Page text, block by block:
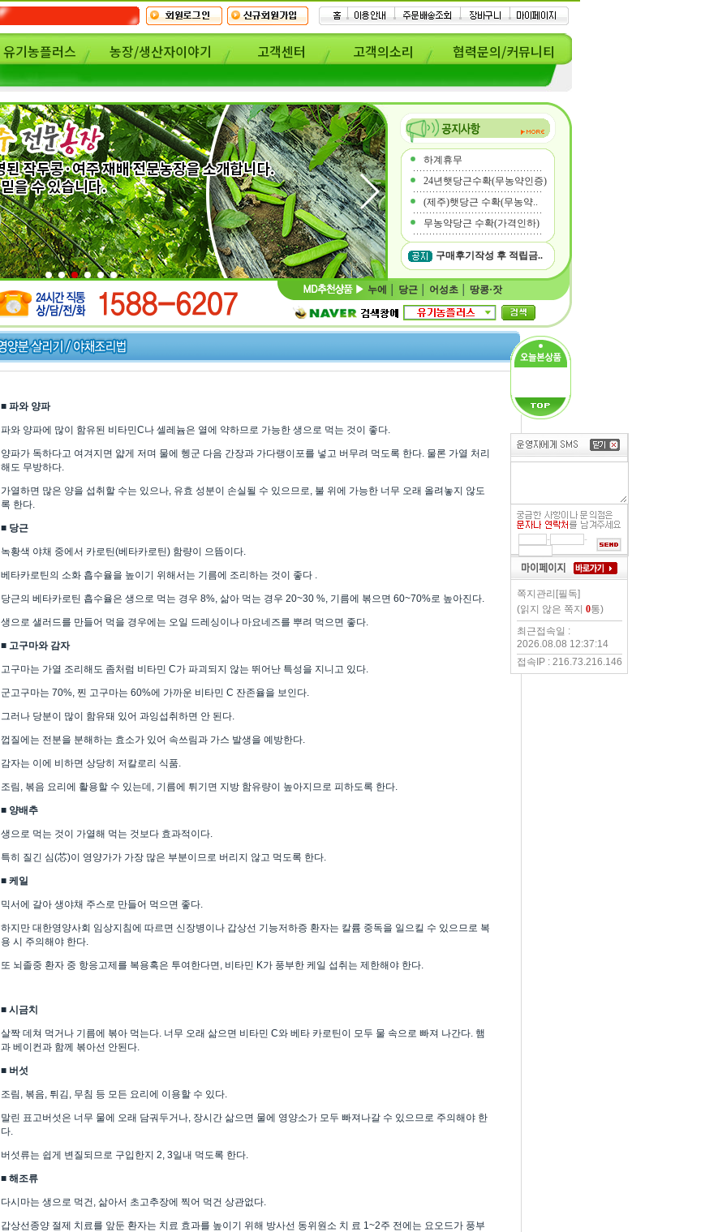
유기농플러스 농장/생산자이야기 고객센터 고객의소리 협력문의/커뮤니티
하계휴무
24년햇당근수확(무농약인증)
(제주)햇당근 수확(무농약..
무농약당근 수확(가격인하)
구매후기작성 후 적립금..
누에 당근 어성초 땅콩·잣
■ 파와 양파
파와 양파에 많이 함유된 비타민C나 셀레늄은 열에 약하므로 가능한 생으로 먹는 것이 좋다.
양파가 독하다고 여겨지면 얇게 저며 물에 헹군 다음 간장과 가다랭이포를 넣고 버무려 먹도록 한다. 물론 가열 처리
해도 무방하다.
가열하면 많은 양을 섭취할 수는 있으나, 유효 성분이 손실될 수 있으므로, 불 위에 가능한 너무 오래 올려놓지 않도
록 한다.
■ 당근
녹황색 야채 중에서 카로틴(베타카로틴) 함량이 으뜸이다.
베타카로틴의 소화 흡수율을 높이기 위해서는 기름에 조리하는 것이 좋다 .
당근의 베타카로틴 흡수율은 생으로 먹는 경우 8%, 삶아 먹는 경우 20~30 %, 기름에 볶으면 60~70%로 높아진다.
생으로 샐러드를 만들어 먹을 경우에는 오일 드레싱이나 마요네즈를 뿌려 먹으면 좋다.
■ 고구마와 감자
고구마는 가열 조리해도 좀처럼 비타민 C가 파괴되지 않는 뛰어난 특성을 지니고 있다.
군고구마는 70%, 찐 고구마는 60%에 가까운 비타민 C 잔존율을 보인다.
그러나 당분이 많이 함유돼 있어 과잉섭취하면 안 된다.
껍질에는 전분을 분해하는 효소가 있어 속쓰림과 가스 발생을 예방한다.
감자는 이에 비하면 상당히 저칼로리 식품.
조림, 볶음 요리에 활용할 수 있는데, 기름에 튀기면 지방 함유량이 높아지므로 피하도록 한다.
■ 양배추
생으로 먹는 것이 가열해 먹는 것보다 효과적이다.
특히 질긴 심(芯)이 영양가가 가장 많은 부분이므로 버리지 않고 먹도록 한다.
■ 케일
믹서에 갈아 생야채 주스로 만들어 먹으면 좋다.
하지만 대한영양사회 임상지침에 따르면 신장병이나 갑상선 기능저하증 환자는 칼륨 중독을 일으킬 수 있으므로 복
용 시 주의해야 한다.
또 뇌졸중 환자 중 항응고제를 복용혹은 투여한다면, 비타민 K가 풍부한 케일 섭취는 제한해야 한다.
■ 시금치
살짝 데쳐 먹거나 기름에 볶아 먹는다. 너무 오래 삶으면 비타민 C와 베타 카로틴이 모두 물 속으로 빠져 나간다. 햄
과 베이컨과 함께 볶아선 안된다.
■ 버섯
조림, 볶음, 튀김, 무침 등 모든 요리에 이용할 수 있다.
말린 표고버섯은 너무 물에 오래 담궈두거나, 장시간 삶으면 물에 영양소가 모두 빠져나갈 수 있으므로 주의해야 한
다.
버섯류는 쉽게 변질되므로 구입한지 2, 3일내 먹도록 한다.
■ 해조류
다시마는 생으로 먹건, 삶아서 초고추장에 찍어 먹건 상관없다.
갑상선종양 절제 치료를 앞둔 환자는 치료 효과를 높이기 위해 방사선 동위원소 치 료 1~2주 전에는 요오드가 풍부
- -
쪽지관리[필독]
(읽지 않은 쪽지 0통)
최근접속일 :
2026.08.08 12:37:14
접속IP : 216.73.216.146